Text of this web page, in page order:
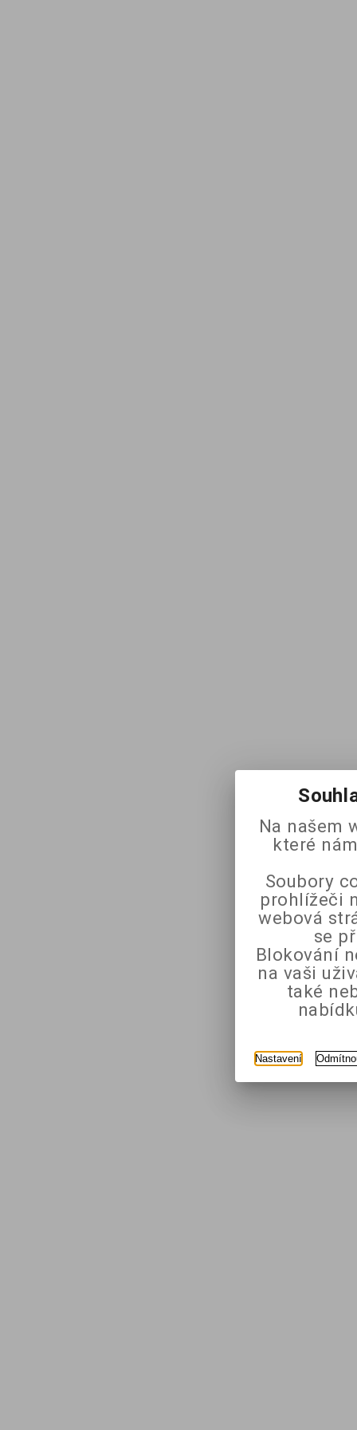
Na našem
které
Soubory
prohlížeči
webová
se
Blokování
na vaši
také
Nastavení